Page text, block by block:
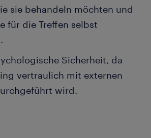
sie behandeln möchten und
für die Treffen selbst
Sicherheit, da
vertraulich mit externen
wird.